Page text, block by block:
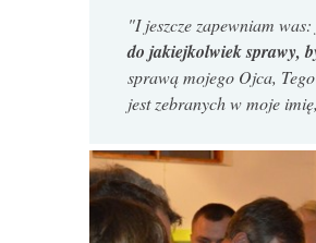
"I jeszcze zapewniam
do jakiejkolwiek sprawy,
sprawą mojego Ojca,
jest zebranych w moje